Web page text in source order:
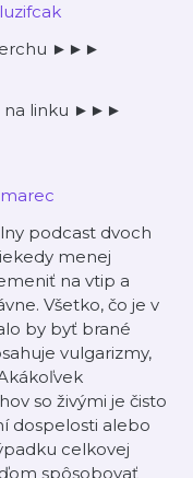
►►►
na linku ►►►
podcast dvoch
menej
na vtip a
Všetko, čo je v
by byť brané
vulgarizmy,
so živými je čisto
dospelosti alebo
celkovej
spôsobovať